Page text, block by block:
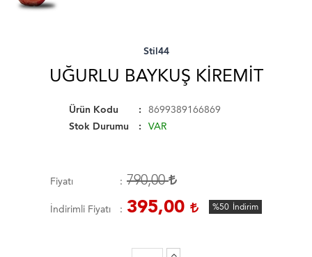
Stil44
UĞURLU BAYKUŞ KIREMIT
Ürün Kodu
8699389166869
Stok Durumu
VAR
Fiyatı 790,00
İndirimli Fiyatı 395,00 %50 İndirim